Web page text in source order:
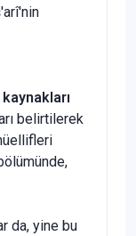
kaynakları
belirtilerek
da, yine bu